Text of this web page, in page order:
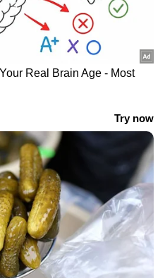
പരിശീലകന് ശമ്പളമില്ല,
ടീമിന്‍റെ ഷെഫിനെയും
ഒഴിവാക്കി; ലോകകപ്പിനിടെ
കടുത്ത സാമ്പത്തിക
പ്രതിസന്ധിയിൽ സെനഗൽ
ടീം
'എനിക്ക് എന്നോട് തന്നെ
ദേഷ്യം തോന്നി';
ലോകകപ്പിലെ ചരിത്ര
നേട്ടത്തിന് പിന്നാലെ
വെളിപ്പെടുത്തി ലിയോണല്‍
മെസി